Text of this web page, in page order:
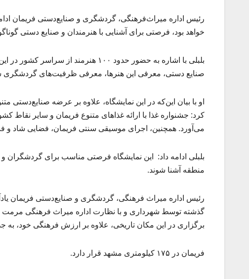
خواهد بود، فرصتی برای آشنایی با هنرمندان و صنایع دستی
بلبلی با اشاره به حضور حدود ۱۰۰
صنایع دستی، معرفی این هنرها، معرفی ظرفیت‌های گردشگری
او با بیان این‌که در این نمایشگاه، علاوه بر عرضه صنایع‌دستی
کرد: جشنواره غذا با ارائه غذاهای متنوع فریمان و سایر نقاط
می‌آورد. همچنین، اجرای موسیقی سنتی فریمان، فضایی شاد و
بلبلی ادامه داد: این نمایشگاه فرصتی مناسب برای گردشگران
منطقه آشنا شوند.
رئیس اداره میراث ‌فرهنگی، گردشگری و صنایع‌دستی فریمان
گذشته توسط شهرداری و با نظارت اداره میراث فرهنگی مرمت
برگزاری در این مکان تاریخی، علاوه بر ارزش فرهنگی خود، به
فریمان در ۱۷۵ کیلومتری مشهد قرار دارد.